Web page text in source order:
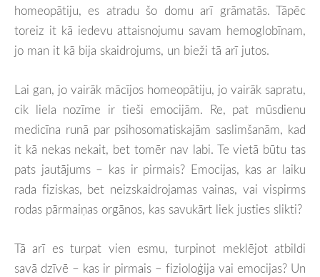
homeopātiju, es atradu šo domu arī grāmatās. Tāpēc
toreiz it kā iedevu attaisnojumu savam hemoglobīnam,
jo man it kā bija skaidrojums, un bieži tā arī jutos.
Lai gan, jo vairāk mācījos homeopātiju, jo vairāk sapratu,
cik liela nozīme ir tieši emocijām. Re, pat mūsdienu
medicīna runā par psihosomatiskajām saslimšanām, kad
it kā nekas nekait, bet tomēr nav labi. Te vietā būtu tas
pats jautājums – kas ir pirmais? Emocijas, kas ar laiku
rada fiziskas, bet neizskaidrojamas vainas, vai vispirms
rodas pārmaiņas orgānos, kas savukārt liek justies slikti?
Tā arī es turpat vien esmu, turpinot meklējot atbildi
savā dzīvē – kas ir pirmais – fizioloģija vai emocijas? Un